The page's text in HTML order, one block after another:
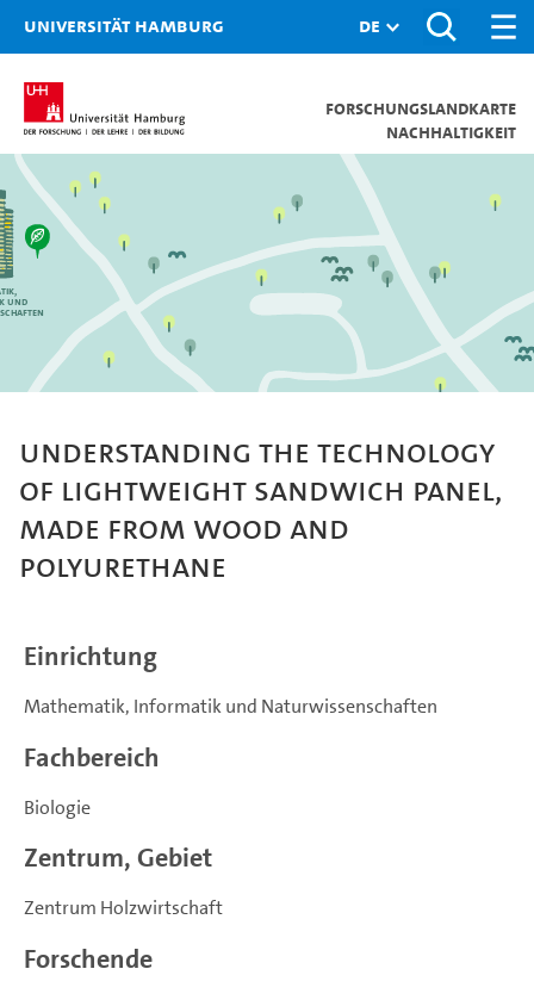
Universität Hamburg
Forschungslandkarte
Nachhaltigkeit
und
Understanding the technology
of lightweight sandwich panel,
made from wood and
polyurethane
Einrichtung
Mathematik, Informatik und Naturwissenschaften
Fachbereich
Biologie
Zentrum, Gebiet
Zentrum Holzwirtschaft
Forschende